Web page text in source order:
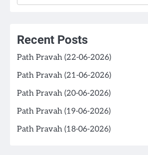
Recent Posts
Path Pravah (22-06-2026)
Path Pravah (21-06-2026)
Path Pravah (20-06-2026)
Path Pravah (19-06-2026)
Path Pravah (18-06-2026)